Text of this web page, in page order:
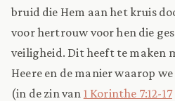
bruid die Hem aan het kruis
voor hertrouw voor hen die
veiligheid. Dit heeft te maken
Heere en de manier waarop
(in de zin van 1 Korinthe 7:12-17